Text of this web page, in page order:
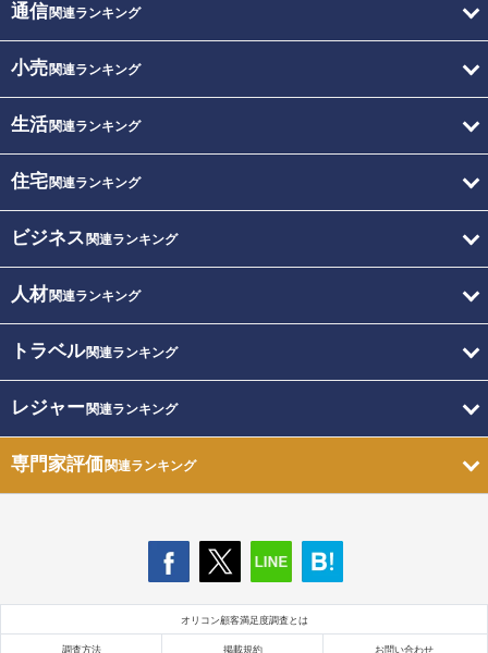
通信関連ランキング
小売関連ランキング
生活関連ランキング
住宅関連ランキング
ビジネス 関連ランキング
人材関連ランキング
トラベル関連ランキング
レジャー関連ランキング
専門家評価関連ランキング
オリコン顧客満足度調査とは
調査方法 掲載規約 お問い合わせ